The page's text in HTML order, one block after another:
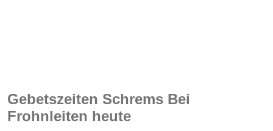
Gebetszeiten Schrems Bei
Frohnleiten heute